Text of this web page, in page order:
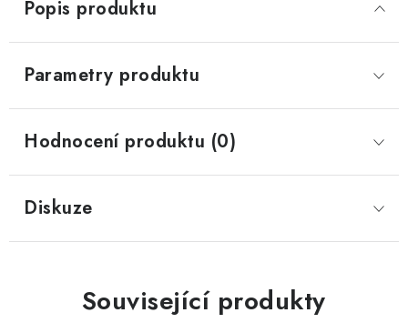
Popis produktu
Parametry produktu
Hodnocení produktu (0)
Diskuze
Související produkty